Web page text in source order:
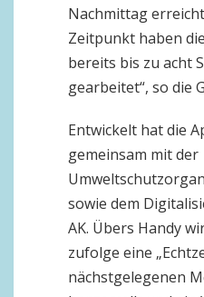
Nachmittag
Zeitpunkt haben
bereits bis zu acht
gearbeitet“, so die
Entwickelt hat die
gemeinsam mit der
sowie dem
AK. Übers Handy
zufolge eine
nächstgelegenen